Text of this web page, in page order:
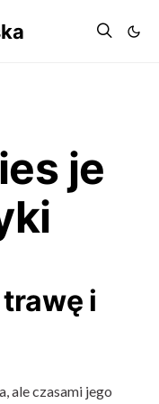
je
i
ale czasami jego